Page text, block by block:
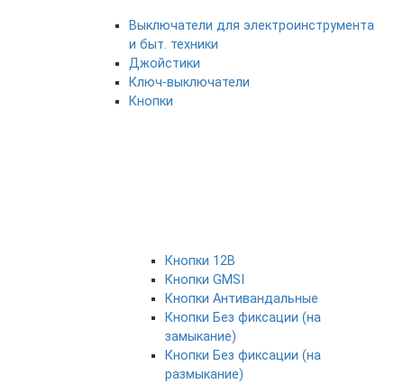
Выключатели для электроинструмента
и быт. техники
Джойстики
Ключ-выключатели
Кнопки
Кнопки 12В
Кнопки GMSI
Кнопки Антивандальные
Кнопки Без фиксации (на
замыкание)
Кнопки Без фиксации (на
размыкание)